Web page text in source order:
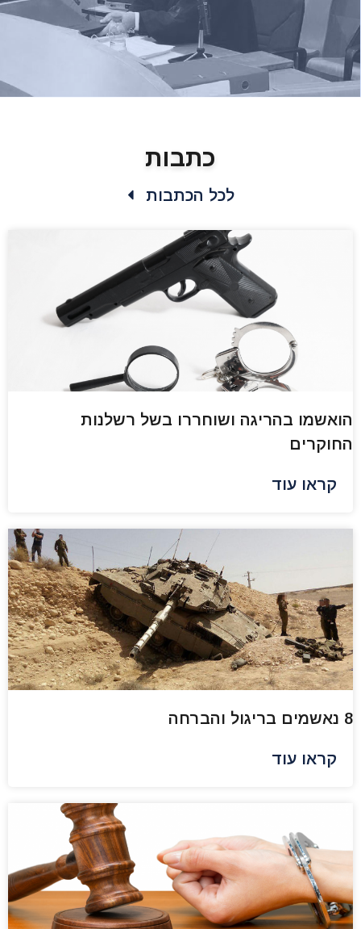
כתבות
לכל הכתבות
הואשמו בהריגה ושוחררו בשל רשלנות
החוקרים
קראו עוד
8 נאשמים בריגול והברחה
קראו עוד